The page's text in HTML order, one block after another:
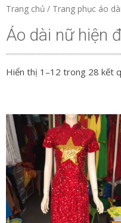
Trang chủ / Trang phục áo dài
Áo dài nữ hiện
Hiển thị 1–12 trong 28 kết